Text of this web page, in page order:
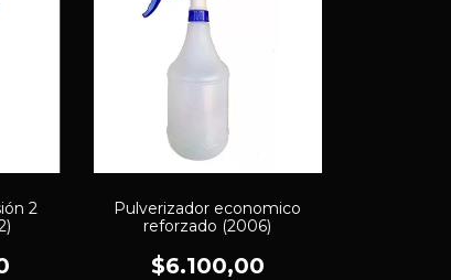
2
Pulverizador economico
reforzado (2006)
$6.100,00